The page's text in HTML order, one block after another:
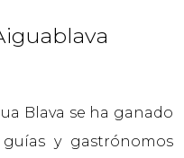
Blava se ha ganado
y gastrónomos